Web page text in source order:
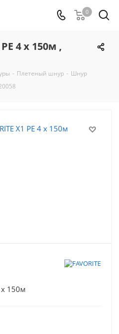
0
4 х 150м ,
- Плетеный шнур - Шнур
х 150м